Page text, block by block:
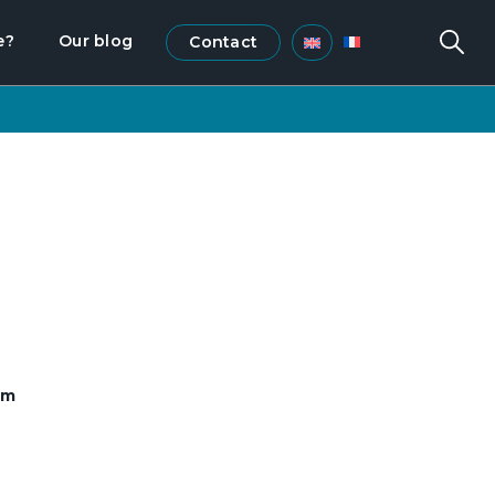
Our blog Contact